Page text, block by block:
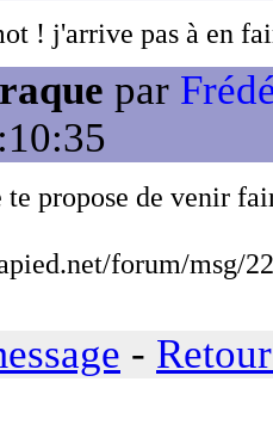
! j'arrive pas à en
par
propose de venir
forum/msg/
-